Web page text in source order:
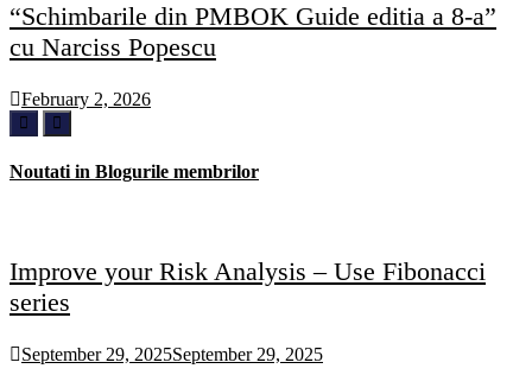
“Schimbarile din PMBOK Guide editia a 8-a”
cu Narciss Popescu
February 2, 2026
Noutati in Blogurile membrilor
Improve your Risk Analysis – Use Fibonacci
series
September 29, 2025September 29, 2025